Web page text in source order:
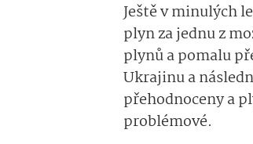
Ještě v minulých
plyn za jednu z
plynů a pomalu
Ukrajinu a
přehodnoceny a
problémové.